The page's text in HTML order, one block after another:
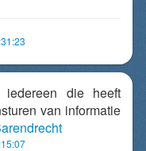
die heeft
van informatie